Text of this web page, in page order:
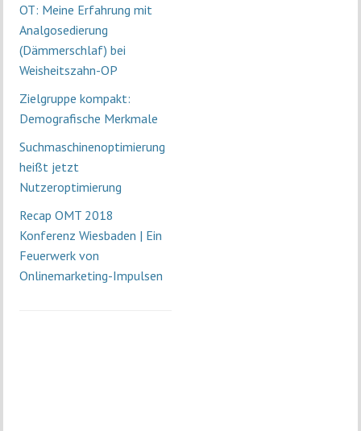
OT: Meine Erfahrung mit
Analgosedierung
(Dämmerschlaf) bei
Weisheitszahn-OP
Zielgruppe kompakt:
Demografische Merkmale
Suchmaschinenoptimierung
heißt jetzt
Nutzeroptimierung
Recap OMT 2018
Konferenz Wiesbaden | Ein
Feuerwerk von
Onlinemarketing-Impulsen